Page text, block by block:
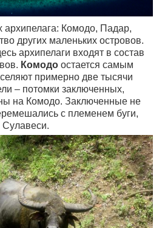
архипелага: Комодо, Падар,
других маленьких островов.
архипелаги входят в состав
Комодо остается самым
примерно две тысячи
– потомки заключенных,
на Комодо. Заключенные не
с племенем буги,